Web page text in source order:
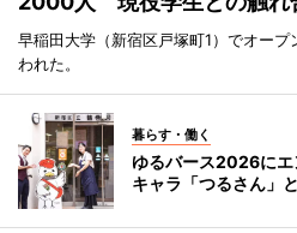
早稲田大学（新宿区戸塚町1）でオー
われた。
暮らす・働く
ゆるバース2026にエ
キャラ「つるさん」